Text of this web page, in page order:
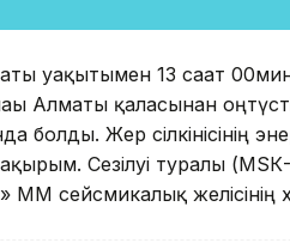
уақытымен 13 сағат
Алматы қаласынан
болды. Жер сілкінісінің
шақырым. Сезілуі туралы
сейсмикалық желісінің